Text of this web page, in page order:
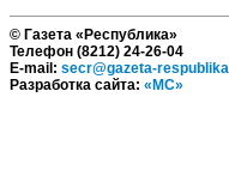
© Газета «Республика»
Телефон (8212) 24-26-04
E-mail: secr@gazeta-
Разработка сайта: «МС»